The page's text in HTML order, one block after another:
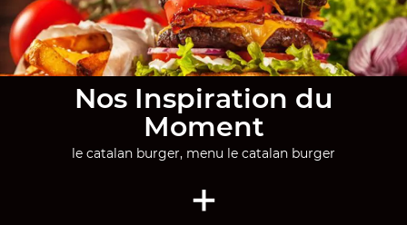
Nos Inspiration du
Moment
le catalan burger, menu le catalan burger
+